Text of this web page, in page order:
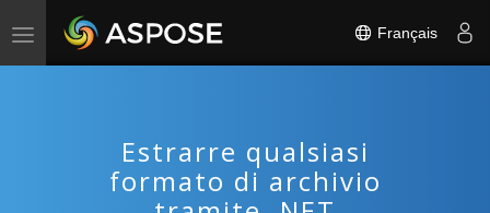
Toggle
Français
Estrarre qualsiasi
formato di archivio